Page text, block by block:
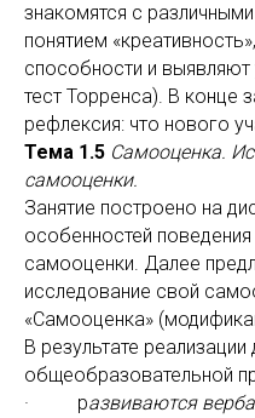
знакомятся с
понятием
способности и
тест Торренса). В конце
рефлексия: что нового
Тема 1.5 Самооценка.
самооценки.
Занятие построено на
особенностей
самооценки. Далее
исследование свой
«Самооценка»
В результате реализации
общеобразовательной
· развиваются